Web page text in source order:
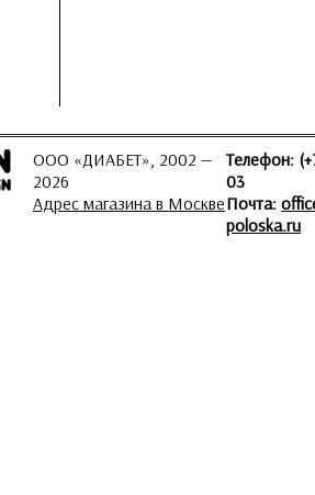
ООО «ДИАБЕТ», 2002 —
2026
Адрес магазина в Москве
Телефон:
03
Почта:
poloska.ru